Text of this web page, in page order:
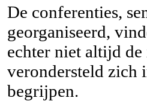
De conferenties,
georganiseerd,
echter niet altijd
verondersteld zich
begrijpen.